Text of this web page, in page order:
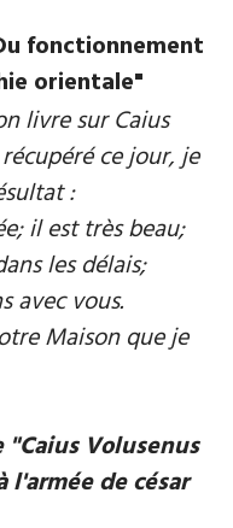
fonctionnement
orientale"
livre sur Caius
ce jour, je
:
il est très beau;
les délais;
avec vous.
Maison que je
Volusenus
de césar